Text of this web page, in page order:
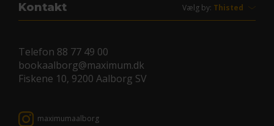
Kontakt Vælg by:
Telefon 88 77 49 00
bookaalborg@maximum.dk
Fiskene 10, 9200 Aalborg SV
maximumaalborg